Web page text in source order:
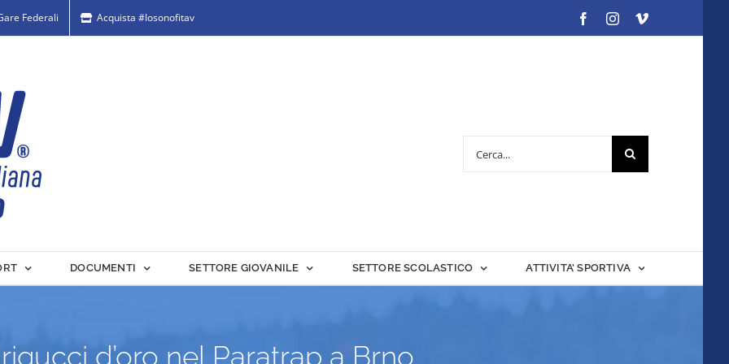
Federali Acquista #Iosonofitav FacebookInstagramVimeo
DOCUMENTI SETTORE GIOVANILE SETTORE SCOLASTICO ATTIVITA’ SPORTIVA
d’oro nel Paratrap a Brno